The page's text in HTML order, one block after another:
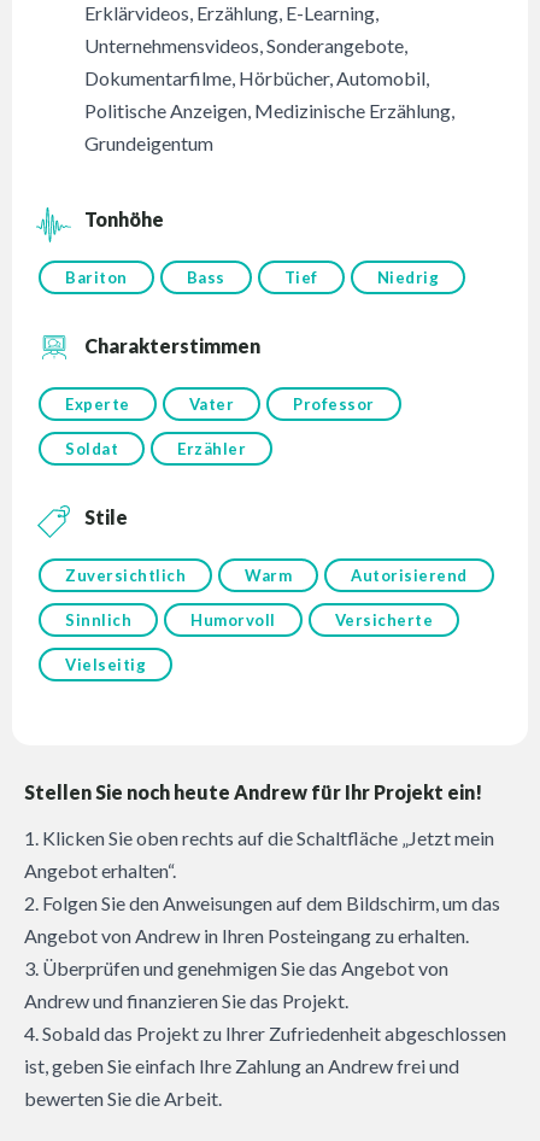
Erklärvideos, Erzählung, E-Learning,
Unternehmensvideos,Sonderangebote,
Dokumentarfilme, Hörbücher,Automobil,
Politische Anzeigen, Medizinische Erzählung,
Grundeigentum
Tonhöhe
Bariton Bass Tief Niedrig
Charakterstimmen
Experte Vater Professor
Soldat Erzähler
Stile
Zuversichtlich Warm Autorisierend
Sinnlich Humorvoll Versicherte
Vielseitig
Stellen Sie noch heute Andrew für Ihr Projekt ein!
1. Klicken Sie oben rechts auf die Schaltfläche „Jetzt mein
Angebot erhalten“.
2. Folgen Sie den Anweisungen auf dem Bildschirm, um das
Angebot von Andrew in Ihren Posteingang zu erhalten.
3. Überprüfen und genehmigen Sie das Angebot von
Andrew und finanzieren Sie das Projekt.
4. Sobald das Projekt zu Ihrer Zufriedenheit abgeschlossen
ist, geben Sie einfach Ihre Zahlung an Andrew frei und
bewerten Sie die Arbeit.